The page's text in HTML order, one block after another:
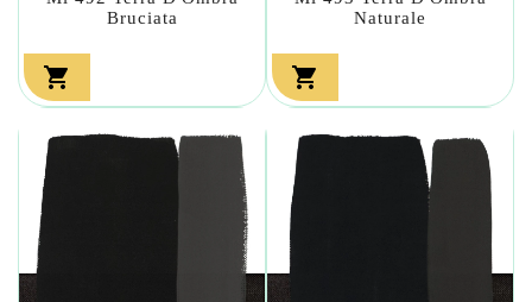
Bruciata

Naturale
